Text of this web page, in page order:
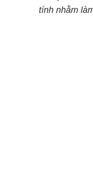
tính nhằm